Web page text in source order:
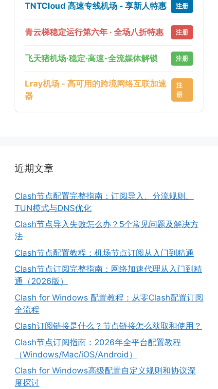
TNTCloud 高速专线机场 - 享新人特惠 注册
青云梯稳定运行第六年 · 全场八折特惠 注册
飞天猪机场·稳定·高速-全流媒体解锁 注册
Lray机场 - 高可用的跨境网络互联加速
器
注
册
近期文章
Clash节点配置完整指南：订阅导入、分流规则、
TUN模式与DNS优化
Clash节点导入失败怎么办？5个常见问题及解决方
法
Clash节点配置教程：机场节点订阅从入门到精通
Clash节点订阅完整指南：网络加速代理从入门到精
通（2026版）
Clash for Windows 配置教程：从零Clash配置订阅
全流程
Clash订阅链接是什么？节点链接怎么获取和使用？
Clash节点订阅指南：2026年全平台配置教程
（Windows/Mac/iOS/Android）
Clash for Windows高级配置自定义规则和协议深
度探讨